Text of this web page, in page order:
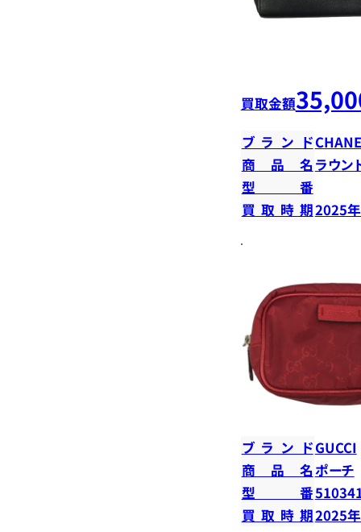
買取金額
ブランド
商品名 ラウン
型番
買取時期2025
ブランドGUCCI
商品名ポーチ
型番
買取時期2025